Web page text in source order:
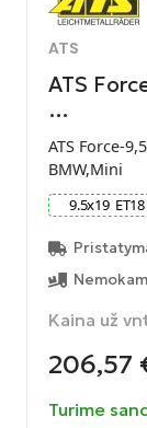
ATS
ATS
…
ATS Force-
BMW,Mini
9.5x19 ET18
Kaina už
206,57
Turime